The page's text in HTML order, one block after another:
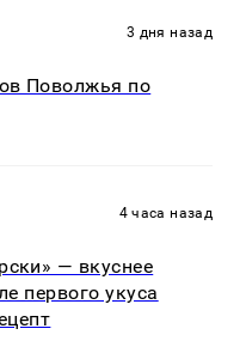
3 дня назад
Поволжья по
4 часа назад
— вкуснее
первого укуса